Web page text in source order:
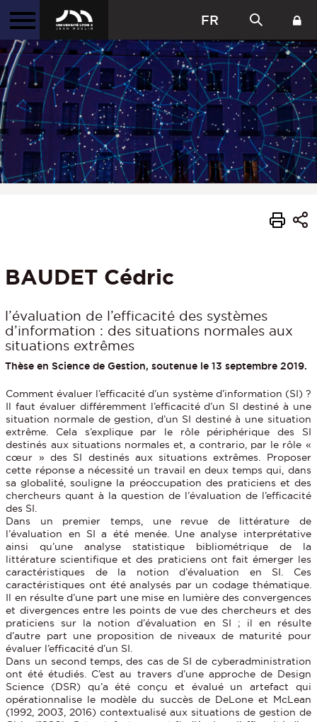
FR
BAUDET Cédric
l’évaluation de l’efficacité des systèmes
d’information : des situations normales aux
situations extrêmes
Thèse en Science de Gestion, soutenue le 13 septembre 2019.
Comment évaluer l’efficacité d’un système d’information (SI) ?
Il faut évaluer différemment l’efficacité d’un SI destiné à une
situation normale de gestion, d’un SI destiné à une situation
extrême. Cela s’explique par le rôle périphérique des SI
destinés aux situations normales et, a contrario, par le rôle «
cœur » des SI destinés aux situations extrêmes. Proposer
cette réponse a nécessité un travail en deux temps qui, dans
sa globalité, souligne la préoccupation des praticiens et des
chercheurs quant à la question de l’évaluation de l’efficacité
des SI.
Dans un premier temps, une revue de littérature de
l’évaluation en SI a été menée. Une analyse interprétative
ainsi qu’une analyse statistique bibliométrique de la
littérature scientifique et des praticiens ont fait émerger les
caractéristiques de la notion d’évaluation en SI. Ces
caractéristiques ont été analysés par un codage thématique.
Il en résulte d’une part une mise en lumière des convergences
et divergences entre les points de vue des chercheurs et des
praticiens sur la notion d’évaluation en SI ; il en résulte
d’autre part une proposition de niveaux de maturité pour
évaluer l’efficacité d’un SI.
Dans un second temps, des cas de SI de cyberadministration
ont été étudiés. C’est au travers d’une approche de Design
Science (DSR) qu’a été conçu et évalué un artefact qui
opérationnalise le modèle du succès de DeLone et McLean
(1992, 2003, 2016) contextualisé aux situations de gestion de